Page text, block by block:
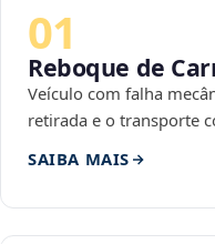
01
Reboque de
Veículo com falha
retirada e o transporte
SAIBA MAIS